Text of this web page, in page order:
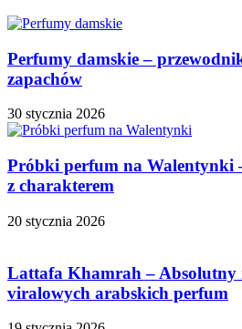
Perfumy damskie –
zapachów
30 stycznia 2026
Próbki perfum na Walentynki
z charakterem
20 stycznia 2026
Lattafa Khamrah – Absolutny
viralowych arabskich perfum